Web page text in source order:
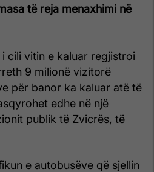
të reja menaxhimi në
cili vitin e kaluar regjistroi
9 milionë vizitorë
për banor ka kaluar atë të
edhe në një
publik të Zvicrës, të
e autobusëve që sjellin